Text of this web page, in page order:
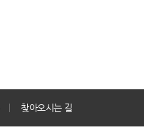
찾아오시는 길